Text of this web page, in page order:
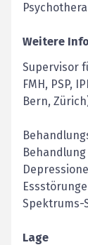
Weitere
Supervisor
FMH, PSP,
Bern,
Spektrums-
Lage